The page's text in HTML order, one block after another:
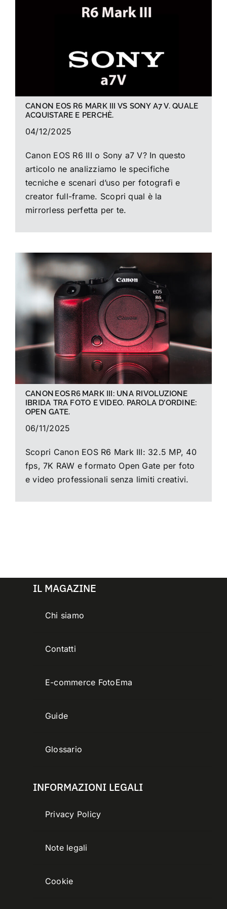
La foto del mese
CANON EOS R6 MARK III VS SONY A7 V. QUALE
ACQUISTARE E PERCHÈ.
04/12/2025
Canon EOS R6 III o Sony a7 V? In questo
articolo ne analizziamo le specifiche
tecniche e scenari d’uso per fotografi e
creator full-frame. Scopri qual è la
mirrorless perfetta per te.
CANON EOS R6 MARK III: UNA RIVOLUZIONE
IBRIDA TRA FOTO E VIDEO. PAROLA D’ORDINE:
OPEN GATE.
06/11/2025
Scopri Canon EOS R6 Mark III: 32.5 MP, 40
fps, 7K RAW e formato Open Gate per foto
e video professionali senza limiti creativi.
IL MAGAZINE
Chi siamo
Contatti
E-commerce FotoEma
Guide
Glossario
INFORMAZIONI LEGALI
Privacy Policy
Note legali
Cookie